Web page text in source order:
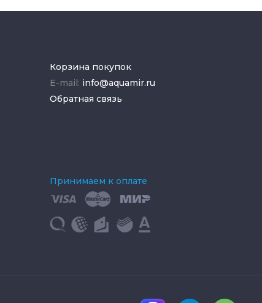
Корзина покупок
E-mail: info@aquamir.ru
Обратная связь
Принимаем к оплате